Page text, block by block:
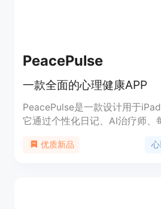
PeacePulse
一款全面的心理健康APP
PeacePulse是一款设计用于
它通过个性化日记、AI治疗师、
能，帮助用户改善情绪健康，增
优质新品